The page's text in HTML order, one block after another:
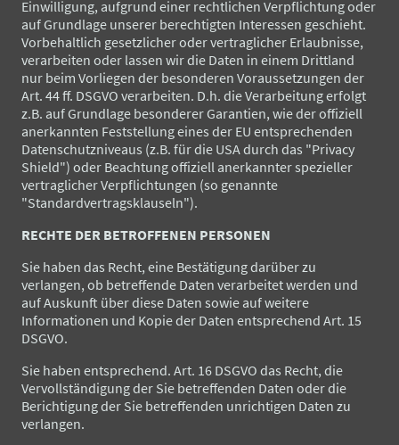
Einwilligung, aufgrund einer rechtlichen Verpflichtung oder
auf Grundlage unserer berechtigten Interessen geschieht.
Vorbehaltlich gesetzlicher oder vertraglicher Erlaubnisse,
verarbeiten oder lassen wir die Daten in einem Drittland
nur beim Vorliegen der besonderen Voraussetzungen der
Art. 44 ff. DSGVO verarbeiten. D.h. die Verarbeitung erfolgt
z.B. auf Grundlage besonderer Garantien, wie der offiziell
anerkannten Feststellung eines der EU entsprechenden
Datenschutzniveaus (z.B. für die USA durch das "Privacy
Shield") oder Beachtung offiziell anerkannter spezieller
vertraglicher Verpflichtungen (so genannte
"Standardvertragsklauseln").
RECHTE DER BETROFFENEN PERSONEN
Sie haben das Recht, eine Bestätigung darüber zu
verlangen, ob betreffende Daten verarbeitet werden und
auf Auskunft über diese Daten sowie auf weitere
Informationen und Kopie der Daten entsprechend Art. 15
DSGVO.
Sie haben entsprechend. Art. 16 DSGVO das Recht, die
Vervollständigung der Sie betreffenden Daten oder die
Berichtigung der Sie betreffenden unrichtigen Daten zu
verlangen.